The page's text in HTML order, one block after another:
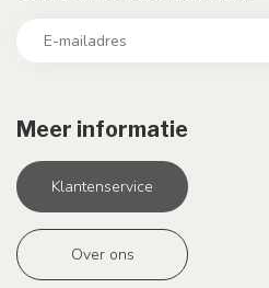
Meer informatie
Klantenservice
Over ons